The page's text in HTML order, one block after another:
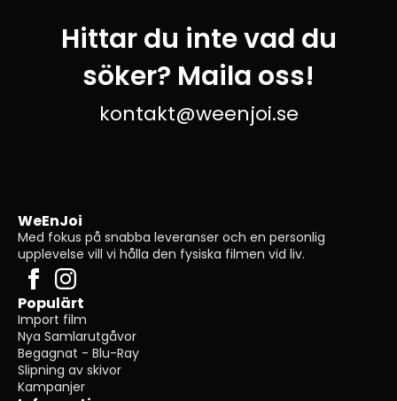
Hittar du inte vad du
söker? Maila oss!
kontakt@weenjoi.se
WeEnJoi
Med fokus på snabba leveranser och en personlig
upplevelse vill vi hålla den fysiska filmen vid liv.
Populärt
Import film
Nya Samlarutgåvor
Begagnat - Blu-Ray
Slipning av skivor
Kampanjer